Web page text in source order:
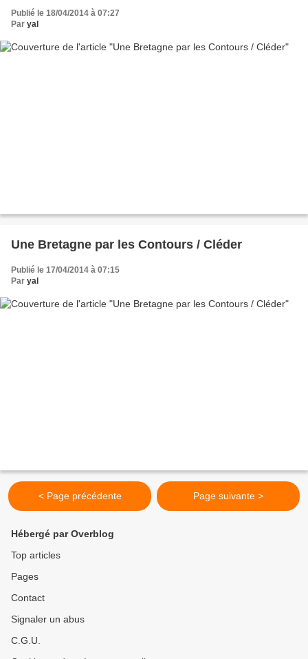
Publié le 18/04/2014 à 07:27
Par yal
Une Bretagne par les Contours / Cléder
Publié le 17/04/2014 à 07:15
Par yal
< Page précédente Page suivante >
Hébergé par Overblog
Top articles
Pages
Contact
Signaler un abus
C.G.U.